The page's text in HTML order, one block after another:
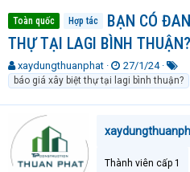
Toàn quốc Hợp tác
BẠN CÓ
THỰ TẠI LAGI BÌNH THUẬN?
T
h
e
a
d
t
xaydungthuanphat
N
g
y
g
ử
27/1/24
T
ừ
h
a
báo giá xây biệt thự tại lagi bình thuận?
Thành viên cấp 1